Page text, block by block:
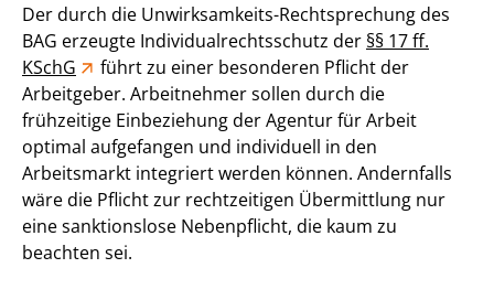
Der durch die Unwirksamkeits-Rechtsprechung des
BAG erzeugte Individualrechtsschutz der §§ 17 ff.
KSchG
führt zu einer besonderen Pflicht der
Arbeitgeber. Arbeitnehmer sollen durch die
frühzeitige Einbeziehung der Agentur für Arbeit
optimal aufgefangen und individuell in den
Arbeitsmarkt integriert werden können. Andernfalls
wäre die Pflicht zur rechtzeitigen Übermittlung nur
eine sanktionslose Nebenpflicht, die kaum zu
beachten sei.